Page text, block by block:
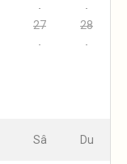
27 28
Sâ Du